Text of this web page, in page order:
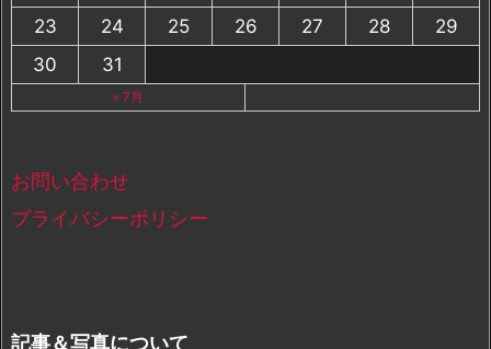
23
24 25 26 27 28
29
30
31
« 7月
お問い合わせ
プライバシーポリシー
記事＆写真について